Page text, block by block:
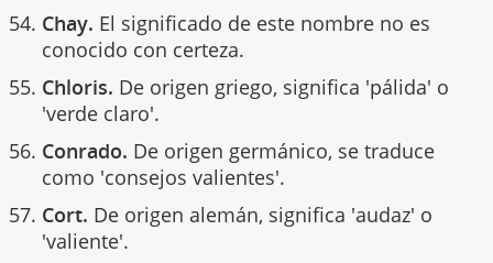
Chay. El significado de este nombre no es
conocido con certeza.
Chloris. De origen griego, significa 'pálida' o
'verde claro'.
Conrado. De origen germánico, se traduce
como 'consejos valientes'.
Cort. De origen alemán, significa 'audaz' o
'valiente'.